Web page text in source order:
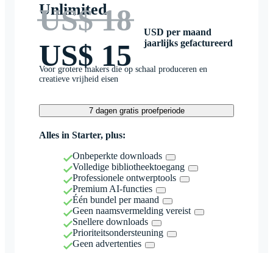
Unlimited
US$ 18
US$ 15
USD per maand
jaarlijks gefactureerd
Voor grotere makers die op schaal produceren en
creatieve vrijheid eisen
7 dagen gratis proefperiode
Alles in Starter, plus:
Onbeperkte downloads
Volledige bibliotheektoegang
Professionele ontwerptools
Premium AI-functies
Één bundel per maand
Geen naamsvermelding vereist
Snellere downloads
Prioriteitsondersteuning
Geen advertenties